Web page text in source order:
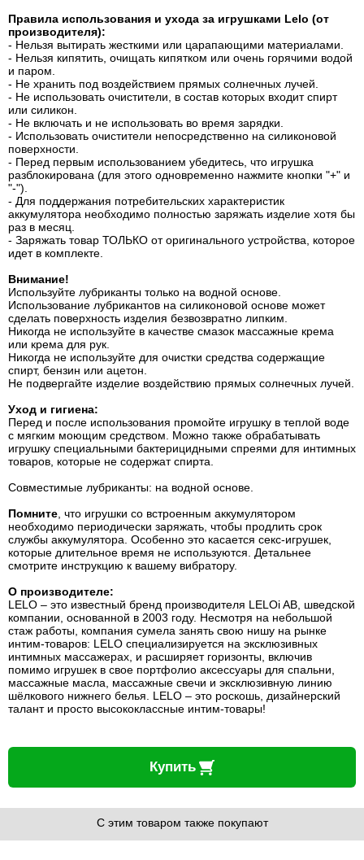
Правила использования и ухода за игрушками Lelo (от
производителя):
- Нельзя вытирать жесткими или царапающими материалами.
- Нельзя кипятить, очищать кипятком или очень горячими водой
и паром.
- Не хранить под воздействием прямых солнечных лучей.
- Не использовать очистители, в состав которых входит спирт
или силикон.
- Не включать и не использовать во время зарядки.
- Использовать очистители непосредственно на силиконовой
поверхности.
- Перед первым использованием убедитесь, что игрушка
разблокирована (для этого одновременно нажмите кнопки "+" и
"-").
- Для поддержания потребительских характеристик
аккумулятора необходимо полностью заряжать изделие хотя бы
раз в месяц.
- Заряжать товар ТОЛЬКО от оригинального устройства, которое
идет в комплекте.
Внимание!
Используйте лубриканты только на водной основе.
Использование лубрикантов на силиконовой основе может
сделать поверхность изделия безвозвратно липким.
Никогда не используйте в качестве смазок массажные крема
или крема для рук.
Никогда не используйте для очистки средства содержащие
спирт, бензин или ацетон.
Не подвергайте изделие воздействию прямых солнечных лучей.
Уход и гигиена:
Перед и после использования промойте игрушку в теплой воде
с мягким моющим средством. Можно также обрабатывать
игрушку специальными бактерицидными спреями для интимных
товаров, которые не содержат спирта.
Совместимые лубриканты: на водной основе.
Помните , что игрушки со встроенным аккумулятором
необходимо периодически заряжать, чтобы продлить срок
службы аккумулятора. Особенно это касается секс-игрушек,
которые длительное время не используются. Детальнее
смотрите инструкцию к вашему вибратору.
О производителе:
LELO – это известный бренд производителя LELOi AB, шведской
компании, основанной в 2003 году. Несмотря на небольшой
стаж работы, компания сумела занять свою нишу на рынке
интим-товаров: LELO специализируется на эксклюзивных
интимных массажерах, и расширяет горизонты, включив
помимо игрушек в свое портфолио аксессуары для спальни,
массажные масла, массажные свечи и эксклюзивную линию
шёлкового нижнего белья. LELO – это роскошь, дизайнерский
талант и просто высококлассные интим-товары!
Купить
С этим товаром также покупают